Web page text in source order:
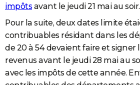
FORUM
Bricolage
Lifestyle
Culture
Sport
Auto
Television
Voyage
Cinema
impôtsavant le jeudi 21 mai au soir.
Pour la suite, deux dates limite
contribuables résidant dans les
de 20 à 54 devaient faire et signer
revenus avant le jeudi 28 mai au
avec les impôts de cette année.